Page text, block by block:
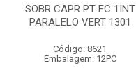
SOBR CAPR PT FC 1INT
PARALELO VERT 1301
Código: 8621
Embalagem: 12PC